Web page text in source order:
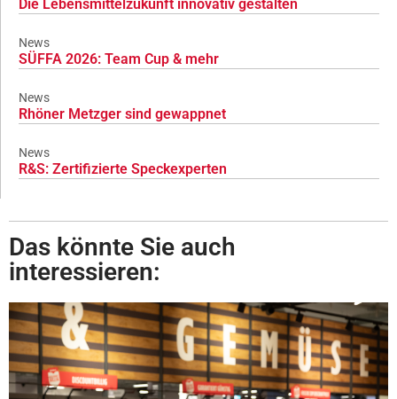
Die Lebensmittelzukunft innovativ gestalten
News
SÜFFA 2026: Team Cup & mehr
News
Rhöner Metzger sind gewappnet
News
R&S: Zertifizierte Speckexperten
Das könnte Sie auch
interessieren: